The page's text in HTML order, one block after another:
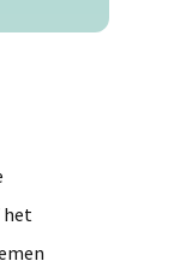
het